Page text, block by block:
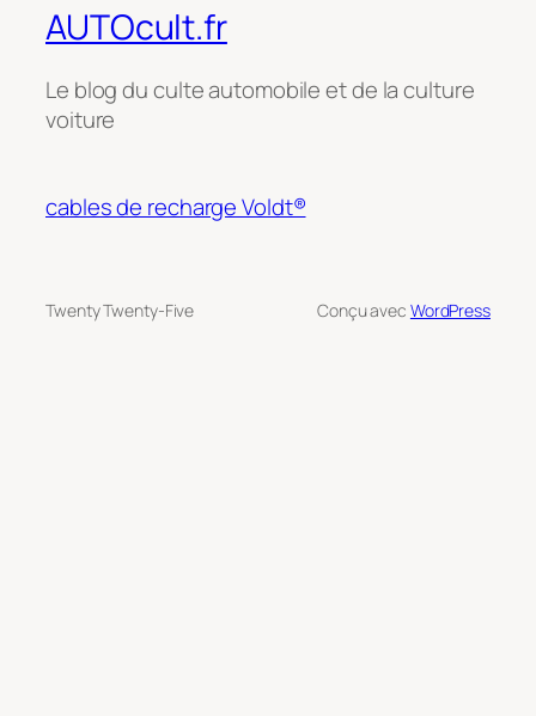
AUTOcult.fr
Le blog du culte automobile et de la culture
voiture
cables de recharge Voldt®
Twenty Twenty-Five Conçu avec WordPress